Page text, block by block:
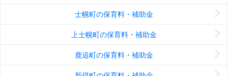
士幌町の保育料・補助金
上士幌町の保育料・補助金
鹿追町の保育料・補助金